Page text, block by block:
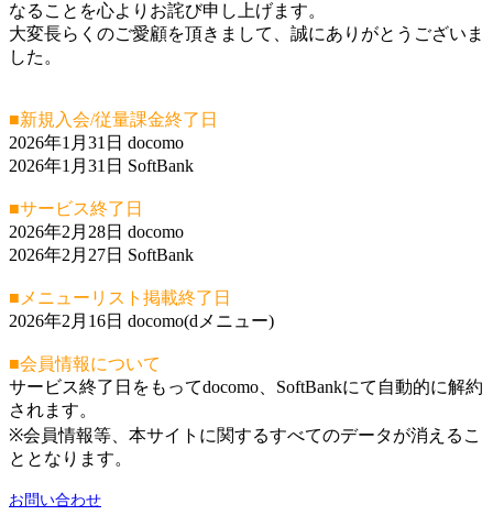
なることを心よりお詫び申し上げます。
大変長らくのご愛顧を頂きまして、誠にありがとうございま
した。
■新規入会/従量課金終了日
2026年1月31日 docomo
2026年1月31日 SoftBank
■サービス終了日
2026年2月28日 docomo
2026年2月27日 SoftBank
■メニューリスト掲載終了日
2026年2月16日 docomo(dメニュー)
■会員情報について
サービス終了日をもってdocomo、SoftBankにて自動的に解約
されます。
※会員情報等、本サイトに関するすべてのデータが消えるこ
ととなります。
お問い合わせ